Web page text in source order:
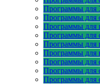
Программы для
Программы для
Программы для
Программы для
Программы для
Программы для
Программы для
Программы для
Программы для